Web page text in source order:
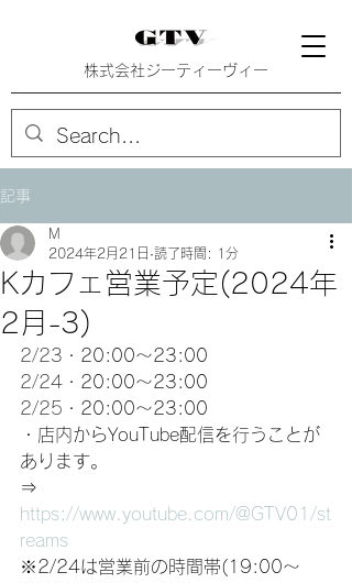
株式会社ジーティーヴィー
記事
Kカフェ営業予定(2024年
2月-3)
M
2024年2月21日 読了時間: 1分
2/23・ 20:00〜23:00
2/24・ 20:00〜23:00
2/25・ 20:00〜23:00
・店内からYouTube配信を行うことが
あります。
⇒
https://www.youtube.com/@GTV01/st
reams
※2/24は営業前の時間帯(19:00〜